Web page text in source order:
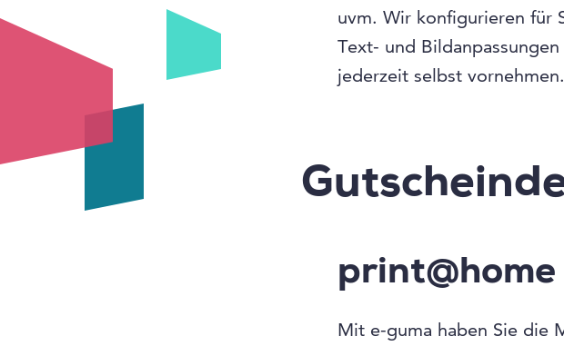
uvm. Wir konfigurieren für
Text- und
jederzeit selbst vornehmen.
Mit e-guma haben Sie die